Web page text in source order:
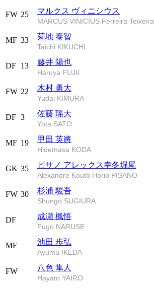
FW 25 マルクス ヴィニシウス
MARCUS VINICIUS Ferreira Teixeira
MF 33 菊地 泰智
Taichi KIKUCHI
DF 13 藤井 陽也
Haruya FUJII
FW 22 木村 勇大
Yudai KIMURA
DF 3 佐藤 瑶大
Yota SATO
MF 19 甲田 英將
Hidemasa KODA
GK 35 ピサノ アレックス幸冬堀尾
Alexandre Kouto Horio PISANO
FW 30 杉浦 駿吾
Shungo SUGIURA
DF 成瀬 楓悟
Fugo NARUSE
MF 池田 歩弘
Ayumu IKEDA
FW 八色 隼人
Hayato YAIRO